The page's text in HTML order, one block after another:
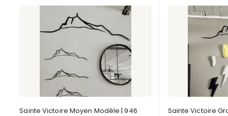
Sainte Victoire Moyen Modèle | 946 Sainte Victoire